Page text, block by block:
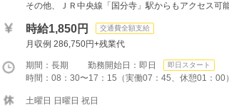
その他、ＪＲ中央線「国分寺」駅からもアクセス
時給1,850円 交通費全額支給
月収例 286,750円+残業代
期間：長期 勤務開始日：即日 即日スタート
時間：08：30〜17：15（実働07：45、休憩01：
土曜日 日曜日 祝日